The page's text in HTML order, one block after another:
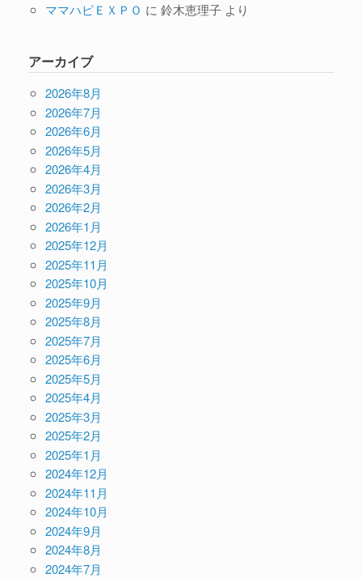
ママハピＥＸＰＯ に 鈴木恵理子より
アーカイブ
2026年8月
2026年7月
2026年6月
2026年5月
2026年4月
2026年3月
2026年2月
2026年1月
2025年12月
2025年11月
2025年10月
2025年9月
2025年8月
2025年7月
2025年6月
2025年5月
2025年4月
2025年3月
2025年2月
2025年1月
2024年12月
2024年11月
2024年10月
2024年9月
2024年8月
2024年7月